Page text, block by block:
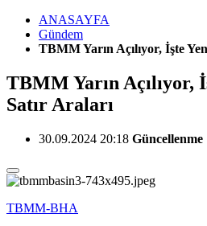
ANASAYFA
Gündem
TBMM Yarın Açılıyor, İşte
TBMM Yarın Açılıyor,
Satır Araları
30.09.2024 20:18 Güncellenme
TBMM-BHA